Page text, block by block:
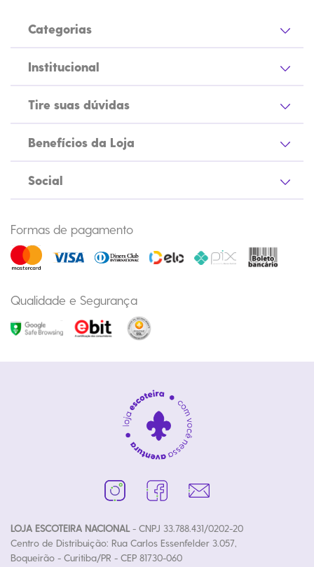
Categorias
Institucional
Tire suas dúvidas
Benefícios da Loja
Social
Formas de pagamento
Qualidade e Segurança
LOJA ESCOTEIRA NACIONAL- CNPJ 33.788.431/0202-20
Centro de Distribuição: Rua Carlos Essenfelder 3.057,
Boqueirão - Curitiba/PR - CEP 81730-060